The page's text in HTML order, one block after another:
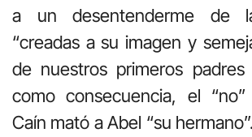
a un desentenderme de
“creadas a su imagen y
de nuestros primeros
como consecuencia, el
Caín mató a Abel “su